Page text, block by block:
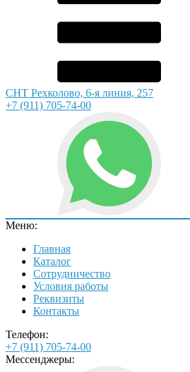
СНТ Рехколово, 6-я линия, 257
+7 (911) 705-74-00
Меню:
Главная
Каталог
Сотрудничество
Условия работы
Реквизиты
Контакты
Телефон:
+7 (911) 705-74-00
Мессенджеры: